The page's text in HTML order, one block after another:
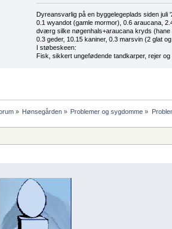
Dyreansvarlig på en byggelegeplads siden juli
0.1 wyandot (gamle mormor), 0.6 araucana,
dværg silke nøgenhals+araucana kryds
0.3 geder, 10.15 kaniner, 0.3 marsvin (2 glat
I støbeskeen:
Fisk, sikkert ungefødende tandkarper, rejer
» Hønsegården» Problemer og sygdomme »